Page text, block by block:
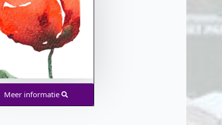
Meer informatie